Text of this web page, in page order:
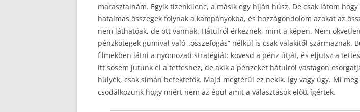
marasztalnám. Egyik tizenkilenc, a másik egy híján húsz. De csak látom hogy
hatalmas összegek folynak a kampányokba, és hozzágondolom azokat az
nem láthatóak, de ott vannak. Hátulról érkeznek, mint a képen. Nem
pénzkötegek gumival való „összefogás” nélkül is csak valakitől származnak.
filmekben látni a nyomozati stratégiát: kövesd a pénz útját, és eljutsz a
itt sosem jutunk el a tetteshez, de akik a pénzeket hátulról vastagon
hülyék, csak simán befektetők. Majd megtérül ez nekik. Így vagy úgy. Mi meg
csodálkozunk hogy miért nem az épül amit a választások előtt ígértek.